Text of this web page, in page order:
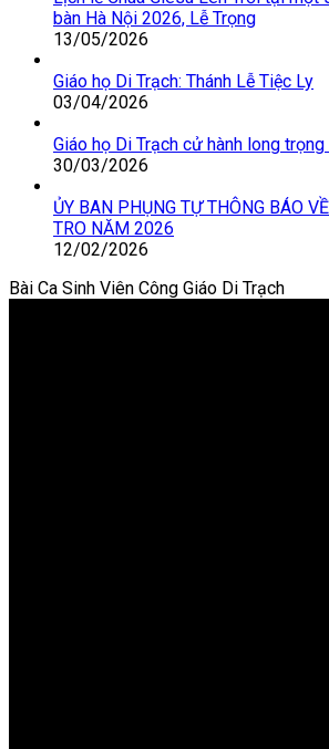
bàn Hà Nội 2026, Lễ Trọng
13/05/2026
Giáo họ Di Trạch: Thánh Lễ Tiệc Ly
03/04/2026
Giáo họ Di Trạch cử hành long
30/03/2026
ỦY BAN PHỤNG TỰ THÔNG BÁO
TRO NĂM 2026
12/02/2026
Bài Ca Sinh Viên Công Giáo Di Trạch